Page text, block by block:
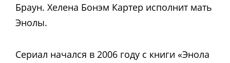
Браун. Хелена Бонэм Картер исполнит мать
Энолы.
Сериал начался в 2006 году с книги «Энола